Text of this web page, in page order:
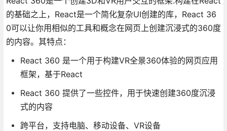
的基础之上，React是一个简化复杂UI创建的库，React 36
0可以让你用相似的工具和概念在网页上创建沉浸式的360度
的内容。其特点：
React 360 是一个用于构建VR全景360体验的网页应用
框架，基于React
React 360 提供了一些控件，用于快速创建360度沉浸
式的内容
跨平台，支持电脑、移动设备、VR设备